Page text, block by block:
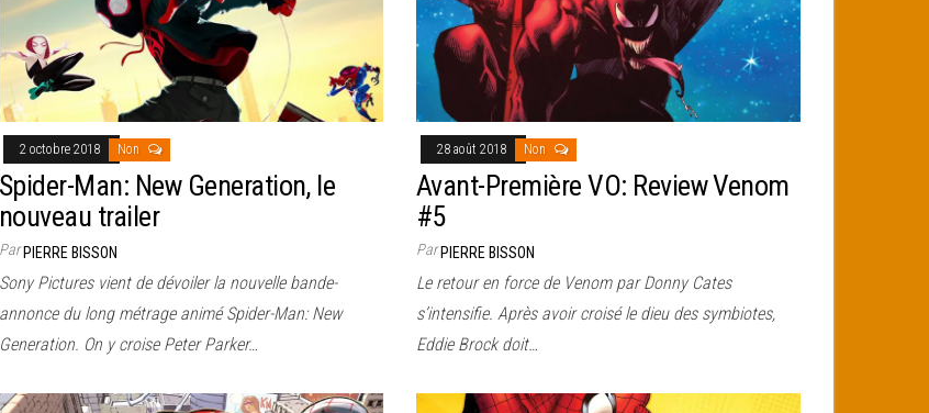
2 octobre 2018 Non
Spider-Man: New Generation, le
nouveau trailer
ParPIERRE BISSON
Sony Pictures vient de dévoiler la nouvelle bande-
annonce du long métrage animé Spider-Man: New
Generation. On y croise Peter Parker…
28 août 2018 Non
Avant-Première VO: Review Venom
#5
ParPIERRE BISSON
Le retour en force de Venom par Donny Cates
s’intensifie. Après avoir croisé le dieu des symbiotes,
Eddie Brock doit…